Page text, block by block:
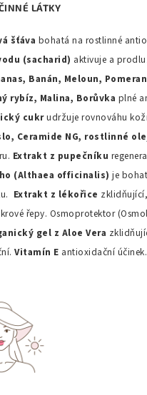
LÁTKY
á šťáva bohatá na rostlinné
(sacharid) aktivuje a
Banán, Meloun,
rybíz, Malina, Borůvka plné
cukrudržuje rovnováhu
Ceramide NG, rostlinné
Extrakt z pupečníku
(Althaea officinalis) je
Extrakt z lékořice
řepy. Osmoprotektor
gel z Aloe Vera
Vitamín E antioxidační účinek.